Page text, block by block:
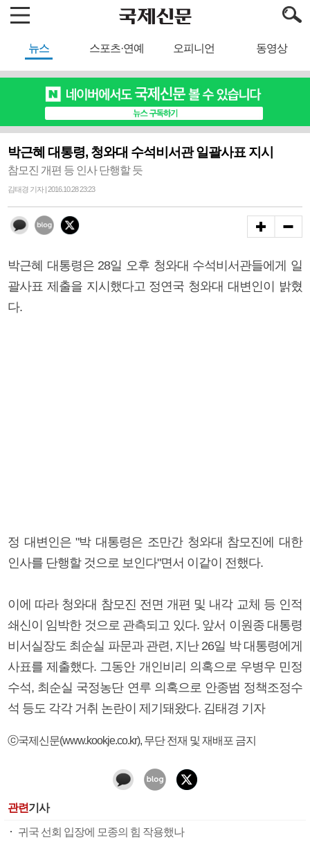
뉴스 스포츠·연예 오피니언 동영상
박근혜 대통령, 청와대 수석비서관 일괄사표 지시
참모진 개편 등 인사 단행할 듯
김태경 기자 | 2016.10.28 23:23
박근혜 대통령은 28일 오후 청와대 수석비서관들에게 일
괄사표 제출을 지시했다고 정연국 청와대 대변인이 밝혔
다.
정 대변인은 "박 대통령은 조만간 청와대 참모진에 대한
인사를 단행할 것으로 보인다"면서 이같이 전했다.
이에 따라 청와대 참모진 전면 개편 및 내각 교체 등 인적
쇄신이 임박한 것으로 관측되고 있다. 앞서 이원종 대통령
비서실장도 최순실 파문과 관련, 지난 26일 박 대통령에게
사표를 제출했다. 그동안 개인비리 의혹으로 우병우 민정
수석, 최순실 국정농단 연루 의혹으로 안종범 정책조정수
석 등도 각각 거취 논란이 제기돼왔다. 김태경 기자
ⓒ국제신문(www.kookje.co.kr), 무단 전재 및 재배포 금지
관련기사
귀국 선회 입장에 모종의 힘 작용했나